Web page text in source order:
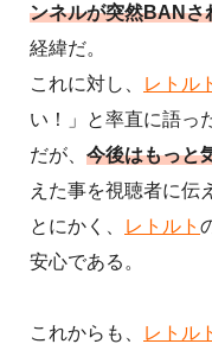
ンネルが突然BANさ
経緯だ。
これに対し、
レトル
い！」と率直に語っ
だが、 今後はもっと
えた事を視聴者に伝
とにかく、
レトルト
安心である。
これからも、 レトル